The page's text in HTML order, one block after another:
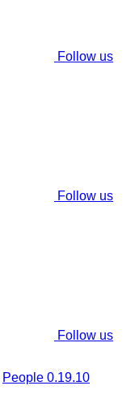
Follow us
Follow us
Follow us
People 0.19.10